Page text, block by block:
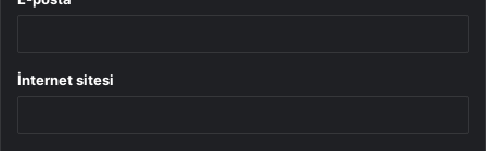
İnternet sitesi